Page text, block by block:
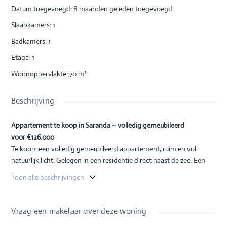
Datum toegevoegd: 8 maanden geleden toegevoegd
Slaapkamers:1
Badkamers:1
Etage:1
Woonoppervlakte:70 m³
Beschrijving
Appartement te koop in Saranda – volledig gemeubileerd
voor €126.000
Te koop: een volledig gemeubileerd appartement, ruim en vol
natuurlijk licht. Gelegen in een residentie direct naast de zee. Een
uitstekende investeringsmogelijkheid.
Verdieping:
eerste verdieping
Residentie:
Toon alle beschrijvingen
Vraag een makelaar over deze woning